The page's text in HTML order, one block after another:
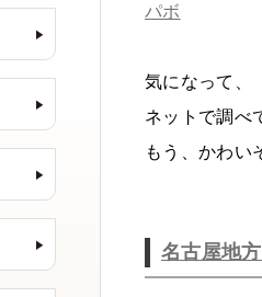
パボ
気になって、
ネットで調べ
もう、かわい
名古屋地